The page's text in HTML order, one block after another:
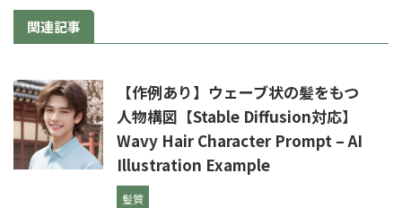
関連記事
【作例あり】ウェーブ状の髪をもつ
人物構図【Stable Diffusion対応】
Wavy Hair Character Prompt – AI
Illustration Example
髪質